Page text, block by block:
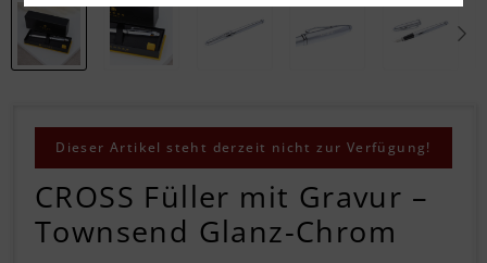
Dieser Artikel steht derzeit nicht zur Verfügung!
CROSS Füller mit Gravur –
Townsend Glanz-Chrom